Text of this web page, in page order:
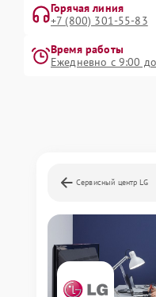
Горячая линия
+7 (800) 301-55-83
Время работы
Ежедневно с 9:00
Сервисный центр LG